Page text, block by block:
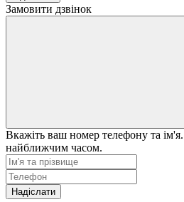
Замовити дзвінок
Вкажіть ваш номер телефону та
найближчим часом.
Надіслати